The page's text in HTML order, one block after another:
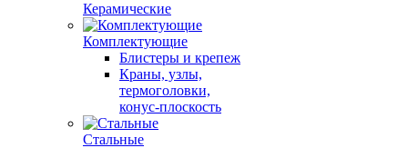
Керамические
Комплектующие
Блистеры и крепеж
Краны, узлы,
термоголовки,
конус-плоскость
Стальные